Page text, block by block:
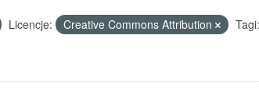
Licencje: Creative Commons Attribution
Tagi: